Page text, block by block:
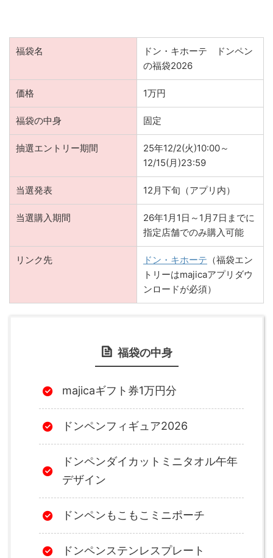
福袋名
ドン・キホーテ ドンペン
の福袋2026
価格 1万円
福袋の中身 固定
抽選エントリー期間
25年12/2(火)10:00～
12/15(月)23:59
当選発表 12月下旬（アプリ内）
当選購入期間
26年1月1日～1月7日までに
指定店舗でのみ購入可能
リンク先 ドン・キホーテ （福袋エン
トリーはmajicaアプリダウ
ンロードが必須）
福袋の中身
majicaギフト券1万円分
ドンペンフィギュア2026
ドンペンダイカットミニタオル午年
デザイン
ドンペンもこもこミニポーチ
ドンペンステンレスプレート